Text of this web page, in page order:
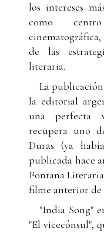
los intereses
como
cinematográfica,
de las
literaria.
La
la editorial
una perfecta
recupera uno
Duras (ya
publicada hace
Fontana
filme anterior de
"India Song"
"El vicecónsul",